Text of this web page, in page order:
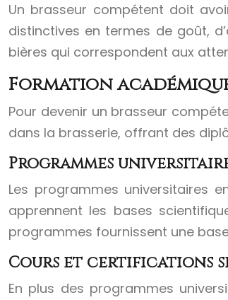
Un brasseur compétent doit
distinctives en termes de goût,
bières qui correspondent aux
Formation
Pour devenir un brasseur
dans la brasserie, offrant des
Programmes
Les programmes universitaires
apprennent les bases
programmes fournissent une
Cours et certifications
En plus des programmes